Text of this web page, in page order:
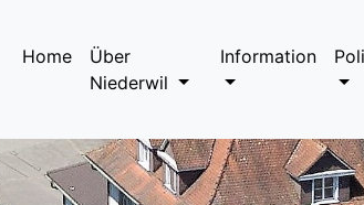
Home
Über
Niederwil
Information